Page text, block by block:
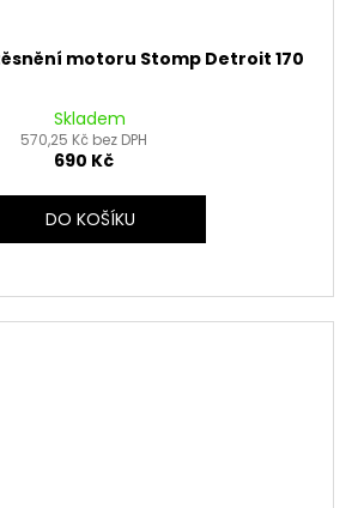
motoru Stomp Detroit 170
Skladem
570,25 Kč bez DPH
690 Kč
DO KOŠÍKU